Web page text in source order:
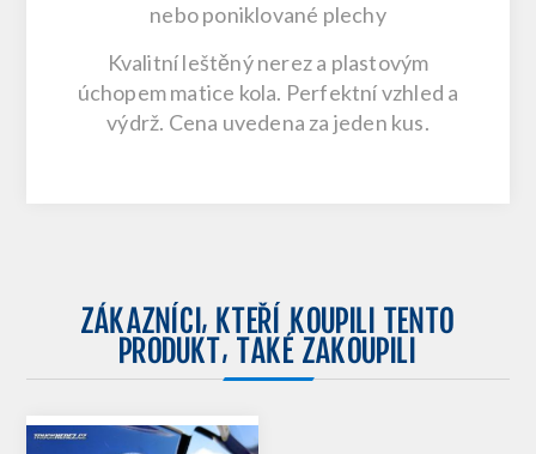
nebo poniklované plechy
Kvalitní leštěný nerez a plastovým
úchopem matice kola. Perfektní vzhled a
výdrž. Cena uvedena za jeden kus.
ZÁKAZNÍCI, KTEŘÍ KOUPILI TENTO
PRODUKT, TAKÉ ZAKOUPILI